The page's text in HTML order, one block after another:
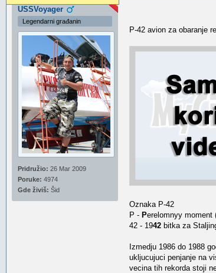
USSVoyager
Legendarni građanin
Pridružio: 26 Mar 2009
Poruke: 4974
Gde živiš: Šid
P-42 avion za obaranje
Oznaka P-42
P - Perelomnyy moment
42 - 1942 bitka za
Izmedju 1986 do 1988
ukljucujuci penjanje na
vecina tih rekorda stoji